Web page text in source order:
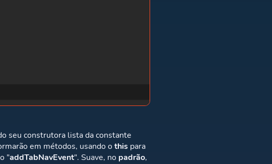
seu construtora lista da constante
em métodos, usando othis para
"addTabNavEvent". Suave, no padrão,